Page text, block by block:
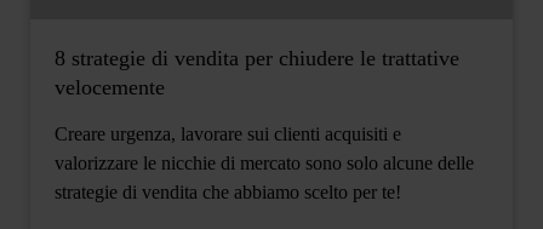
8 strategie di vendita per chiudere le trattative
velocemente
Creare urgenza, lavorare sui clienti acquisiti e
valorizzare le nicchie di mercato sono solo alcune delle
strategie di vendita che abbiamo scelto per te!